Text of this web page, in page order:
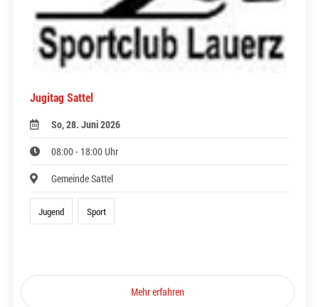
Jugitag Sattel
So, 28. Juni 2026
08:00 - 18:00 Uhr
Gemeinde Sattel
Jugend Sport
Mehr erfahren